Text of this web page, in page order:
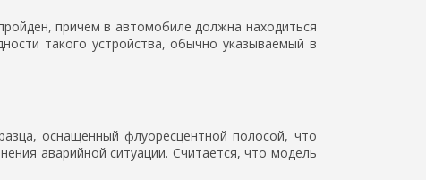
причем в автомобиле должна находиться
такого устройства, обычно указываемый в
оснащенный флуоресцентной полосой, что
аварийной ситуации. Считается, что модель